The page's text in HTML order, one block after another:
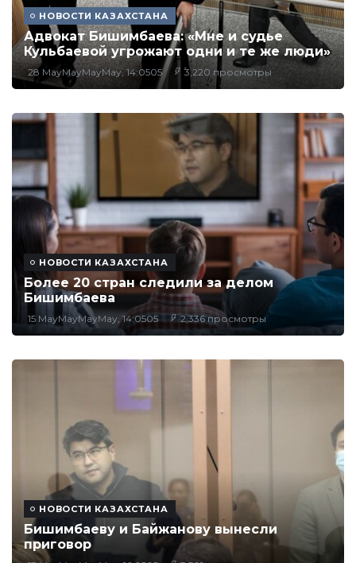
НОВОСТИ КАЗАХСТАНА
Адвокат Бишимбаева: «Мне и судье
Кульбаевой угрожают одни и те же люди»
28 MayMayMayMay, 14:0505 3,220 просмотры
НОВОСТИ КАЗАХСТАНА
Более 20 стран следили за делом
Бишимбаева
15 MayMayMayMay, 14:0505 2,336 просмотры
НОВОСТИ КАЗАХСТАНА
Бишимбаеву и Байжанову вынесли
приговор